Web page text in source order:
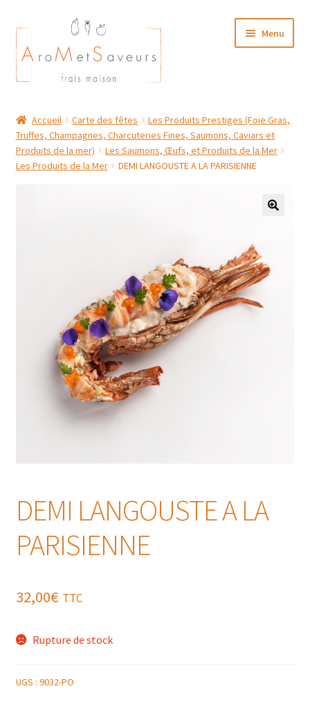
Aller
à
la
navigation
Aller
au
contenu
Menu
Plat du Jour/ Menu Week end
NOS BOUTIQUES
Accueil Carte des fêtes
Les Produits Prestiges (Foie Gras,
Truffes, Champagnes, Charcuteries Fines, Saumons, Caviars et
Produits de la mer)
Les Saumons, Œufs, et Produits de la Mer
Les Produits de la Mer
DEMI LANGOUSTE A LA PARISIENNE
DEMI LANGOUSTE A LA
PARISIENNE
32,00€ TTC
Rupture de stock
UGS : 9032-PO